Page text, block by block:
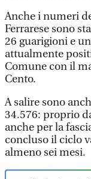
Anche i numeri
Ferrarese sono
26 guarigioni e
attualmente
Comune con il
Cento.
A salire sono
34.576: proprio
anche per la
concluso il ciclo
almeno sei mesi.